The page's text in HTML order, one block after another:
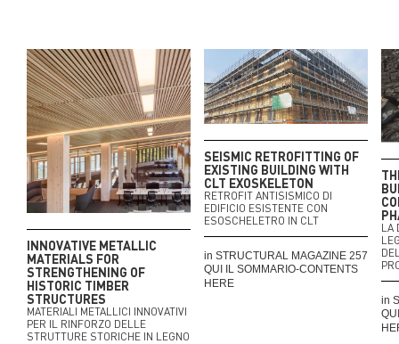
INNOVATIVE METALLIC
MATERIALS FOR
STRENGTHENING OF
HISTORIC TIMBER
STRUCTURES
MATERIALI METALLICI INNOVATIVI
PER IL RINFORZO DELLE
STRUTTURE STORICHE IN LEGNO
SEISMIC RETROFITTING OF
EXISTING BUILDING WITH
CLT EXOSKELETON
RETROFIT ANTISISMICO DI
EDIFICIO ESISTENTE CON
ESOSCHELETRO IN CLT
in STRUCTURAL MAGAZINE 257
QUI IL SOMMARIO-CONTENTS
HERE
LA
in